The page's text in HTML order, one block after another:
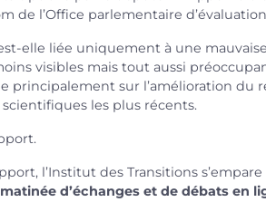
de l’Office parlementaire
elle liée uniquement à une
visibles mais tout aussi
principalement sur l’amélioration du
les plus récents.
l’Institut des Transitions
d’échanges et de débats en